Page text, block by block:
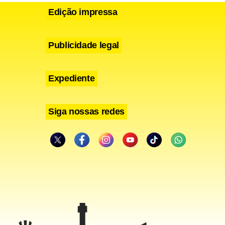
os feitos
Itaú,
tempos
Edição impressa
Publicidade legal
Expediente
Siga nossas redes